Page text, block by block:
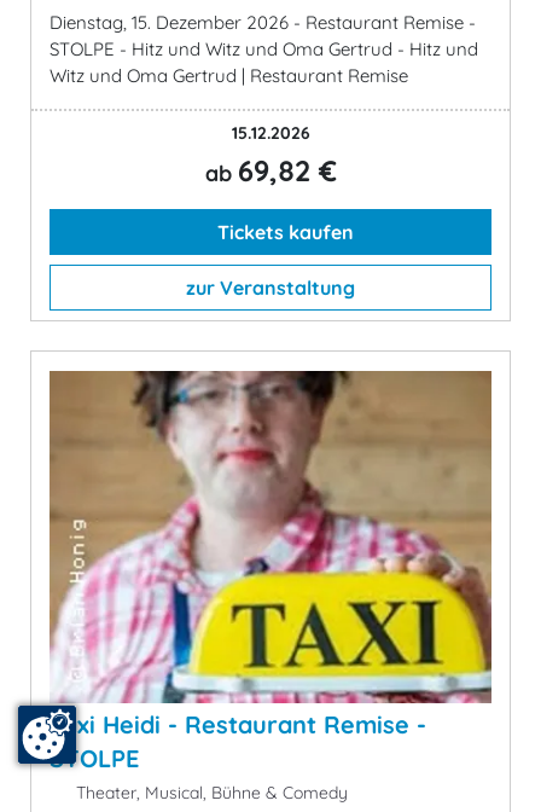
Dienstag, 15. Dezember 2026 - Restaurant Remise -
STOLPE - Hitz und Witz und Oma Gertrud - Hitz und
Witz und Oma Gertrud | Restaurant Remise
15.12.2026
ab 69,82 €
Tickets kaufen
zur Veranstaltung
Taxi Heidi - Restaurant Remise -
STOLPE
Theater, Musical, Bühne & Comedy